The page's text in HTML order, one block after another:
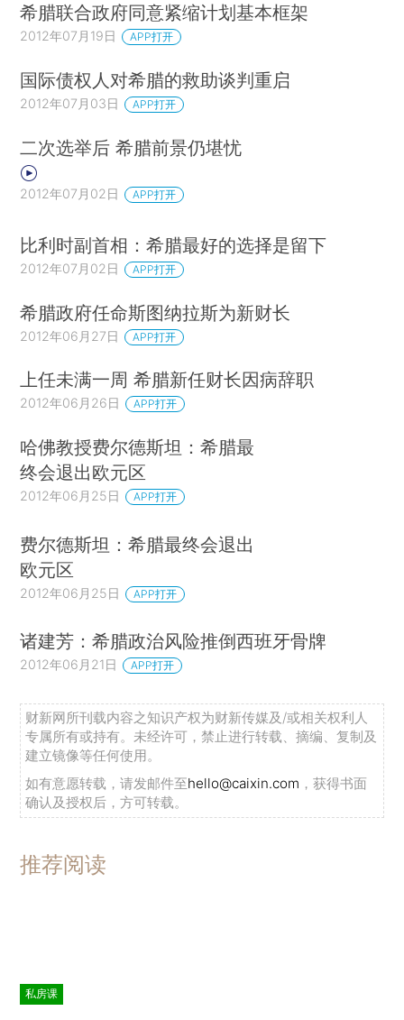
希腊联合政府同意紧缩计划基本框架
2012年07月19日 APP打开
国际债权人对希腊的救助谈判重启
2012年07月03日 APP打开
二次选举后 希腊前景仍堪忧
2012年07月02日 APP打开
比利时副首相：希腊最好的选择是留下
2012年07月02日 APP打开
希腊政府任命斯图纳拉斯为新财长
2012年06月27日 APP打开
上任未满一周 希腊新任财长因病辞职
2012年06月26日 APP打开
哈佛教授费尔德斯坦：希腊最
终会退出欧元区
2012年06月25日 APP打开
费尔德斯坦：希腊最终会退出
欧元区
2012年06月25日 APP打开
诸建芳：希腊政治风险推倒西班牙骨牌
2012年06月21日 APP打开
财新网所刊载内容之知识产权为财新传媒及/或相关权利人
专属所有或持有。未经许可，禁止进行转载、摘编、复制及
建立镜像等任何使用。
如有意愿转载，请发邮件至hello@caixin.com ，获得书面
确认及授权后，方可转载。
推荐阅读
私房课